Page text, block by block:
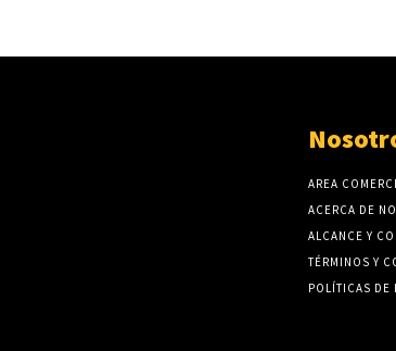
AREA
ACERCA DE
ALCANCE Y
TÉRMINOS Y
POLÍTICAS DE